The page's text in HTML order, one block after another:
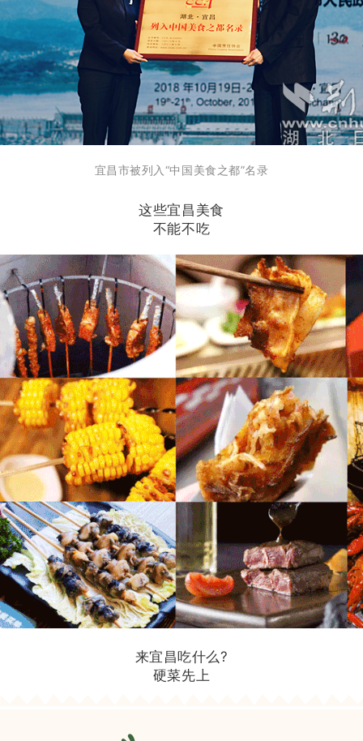
宜昌市被列入“中国美食之都”名录
这些宜昌美食
不能不吃
来宜昌吃什么?
硬菜先上